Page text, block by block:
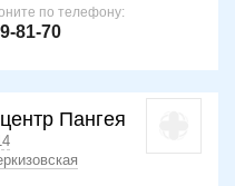
по телефону:
81-70
Пангея